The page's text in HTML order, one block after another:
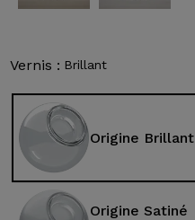
Vernis : Brillant
Origine Brillant
Origine Satiné